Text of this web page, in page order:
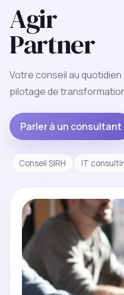
Agir
Partner
Votre conseil au quotidien
pilotage de
Parler à un consultant
Conseil SIRH IT